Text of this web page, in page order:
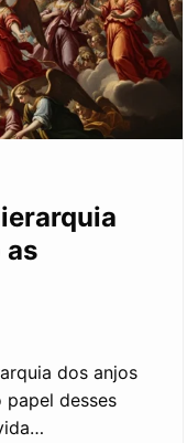
as
dos anjos
papel desses